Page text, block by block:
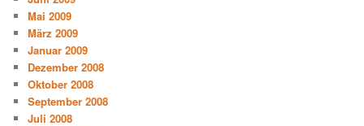
Mai 2009
März 2009
Januar 2009
Dezember 2008
Oktober 2008
September 2008
Juli 2008